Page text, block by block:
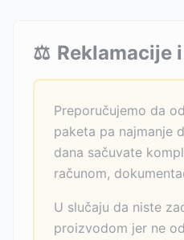
⚖️ Reklamacije
Preporučujemo da
paketa pa najmanje
dana sačuvate
računom,
U slučaju da niste
proizvodom jer ne